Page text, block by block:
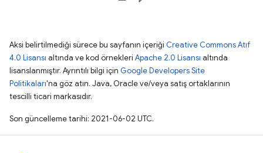
Aksi belirtilmediği sürece bu sayfanın içeriği Creative Commons Atıf
4.0 Lisansı altında ve kod örnekleri Apache 2.0 Lisansı altında
lisanslanmıştır. Ayrıntılı bilgi için Google Developers Site
Politikaları'na göz atın. Java, Oracle ve/veya satış ortaklarının
tescilli ticari markasıdır.
Son güncelleme tarihi: 2021-06-02 UTC.